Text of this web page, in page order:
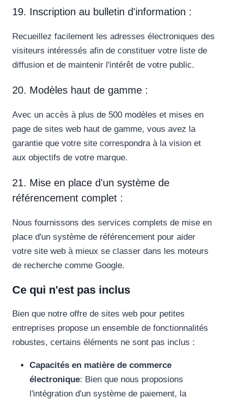
19. Inscription au bulletin d'information :
Recueillez facilement les adresses électroniques des
visiteurs intéressés afin de constituer votre liste de
diffusion et de maintenir l'intérêt de votre public.
20. Modèles haut de gamme :
Avec un accès à plus de 500 modèles et mises en
page de sites web haut de gamme, vous avez la
garantie que votre site correspondra à la vision et
aux objectifs de votre marque.
21. Mise en place d'un système de
référencement complet :
Nous fournissons des services complets de mise en
place d'un système de référencement pour aider
votre site web à mieux se classer dans les moteurs
de recherche comme Google.
Ce qui n'est pas inclus
Bien que notre offre de sites web pour petites
entreprises propose un ensemble de fonctionnalités
robustes, certains éléments ne sont pas inclus :
Capacités en matière de commerce
électronique: Bien que nous proposions
l'intégration d'un système de paiement, la